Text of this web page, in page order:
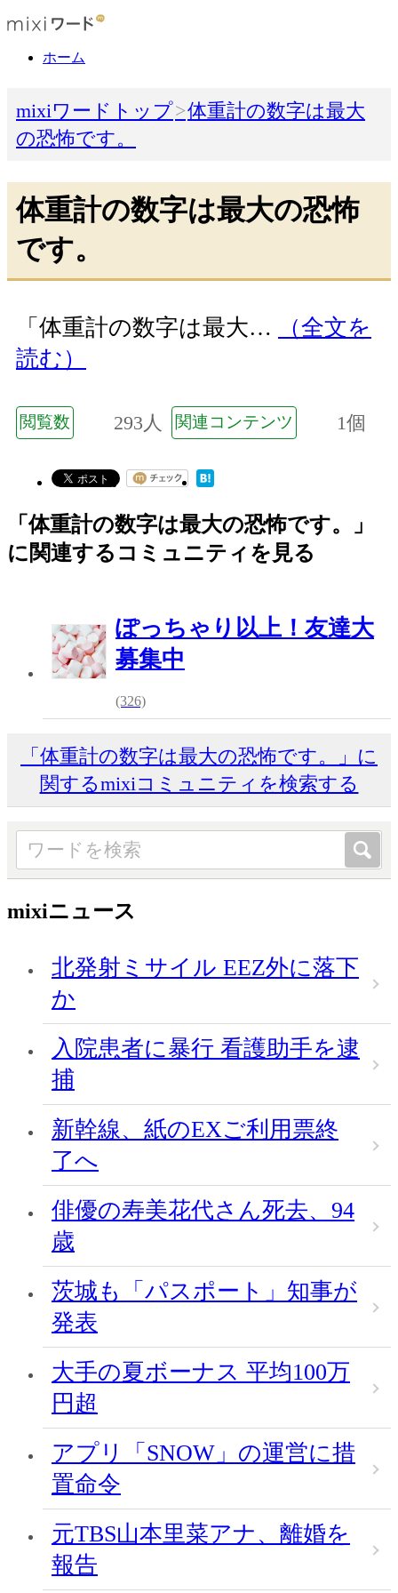
ホーム
mixiワードトップ
体重計の数字は最大
の恐怖です。
体重計の数字は最大の恐怖
です。
「体重計の数字は最大…
（全文を
読む）
閲覧数 293人 関連コンテンツ 1個
「体重計の数字は最大の恐怖です。」
に関連するコミュニティを見る
ぽっちゃり以上！友達大
募集中
(326)
「体重計の数字は最大の恐怖です。」に
関するmixiコミュニティを検索する
mixiニュース
北発射ミサイル EEZ外に落下
か
入院患者に暴行 看護助手を逮
捕
新幹線、紙のEXご利用票終
了へ
俳優の寿美花代さん死去、94
歳
茨城も「パスポート」知事が
発表
大手の夏ボーナス 平均100万
円超
アプリ「SNOW」の運営に措
置命令
元TBS山本里菜アナ、離婚を
報告